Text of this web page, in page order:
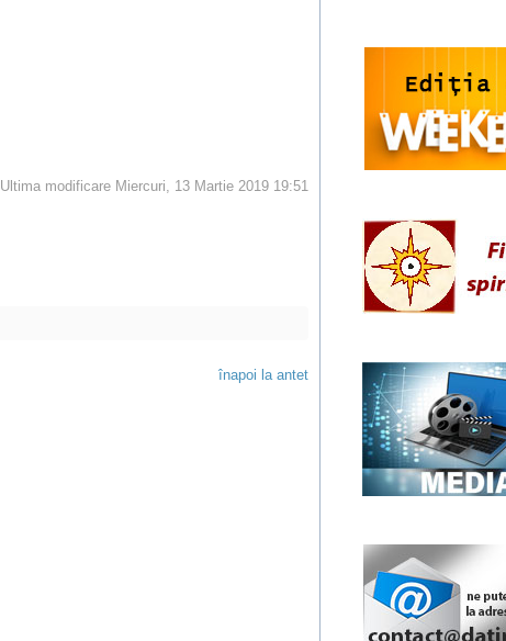
Ultima modificare Miercuri, 13 Martie 2019 19:51
înapoi la antet